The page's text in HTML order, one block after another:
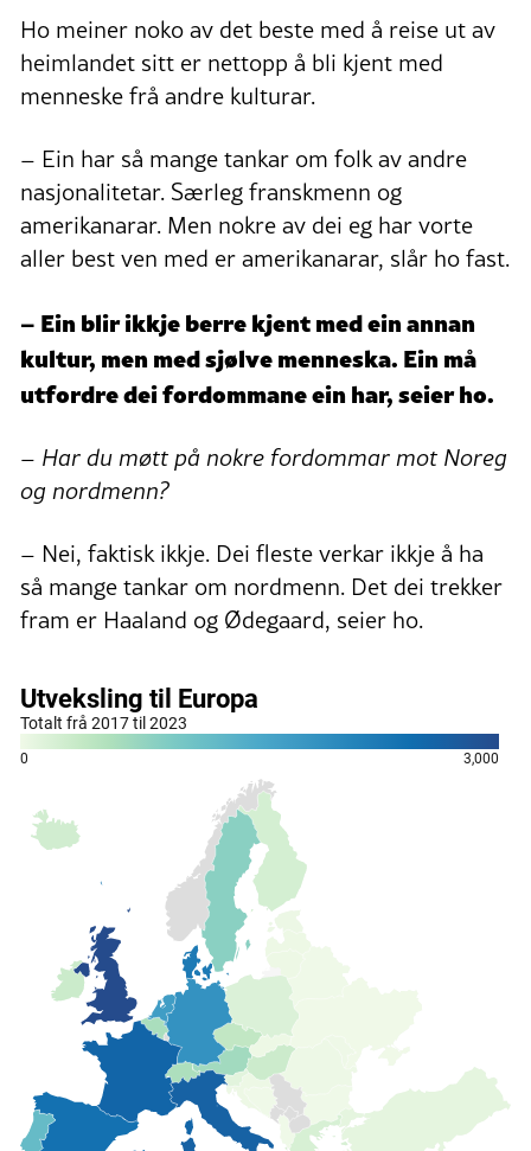
Ho meiner noko av det beste med å reise ut av
heimlandet sitt er nettopp å bli kjent med
menneske frå andre kulturar.
– Ein har så mange tankar om folk av andre
nasjonalitetar. Særleg franskmenn og
amerikanarar. Men nokre av dei eg har vorte
aller best ven med er amerikanarar, slår ho fast.
– Ein blir ikkje berre kjent med ein annan
kultur, men med sjølve menneska. Ein må
utfordre dei fordommane ein har, seier ho.
– Har du møtt på nokre fordommar mot Noreg
og nordmenn?
– Nei, faktisk ikkje. Dei fleste verkar ikkje å ha
så mange tankar om nordmenn. Det dei trekker
fram er Haaland og Ødegaard, seier ho.